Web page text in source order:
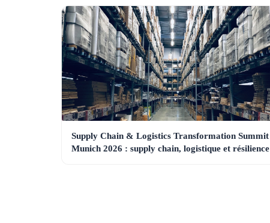
Supply Chain & Logistics Transformation Summit
Munich 2026 : supply chain, logistique et résilience